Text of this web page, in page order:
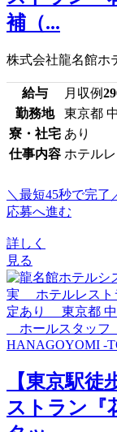
補（...
株式会社龍名館ホ
給与 月収例
勤務地
東京都
寮・社宅 あり
仕事内容 ホテル
＼最短45秒で完了
応募へ進む
詳しく
見る
【東京駅
ストラン『